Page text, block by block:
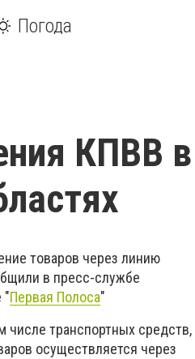
Погода
КПВВ в
товаров через линию
в пресс-службе
"Первая Полоса"
числе транспортных средств,
осуществляется через